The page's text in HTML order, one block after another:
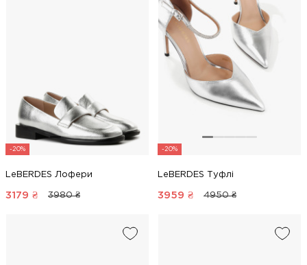
-20%
LeBERDES Лофери
3179 ₴ 3980 ₴
-20%
LeBERDES Туфлі
3959 ₴ 4950 ₴